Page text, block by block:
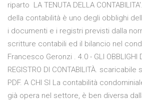
riparto LA TENUTA DELLA
della contabilità è uno degli obblighi
i documenti e i registri previsti dalla
scritture contabili ed il bilancio nel
Francesco Geronzi . 4.0 - GLI OBBLIGHI
REGISTRO DI CONTABILITÀ.
PDF. A CHI SI La contabilità
già opera nel settore, è ben diversa